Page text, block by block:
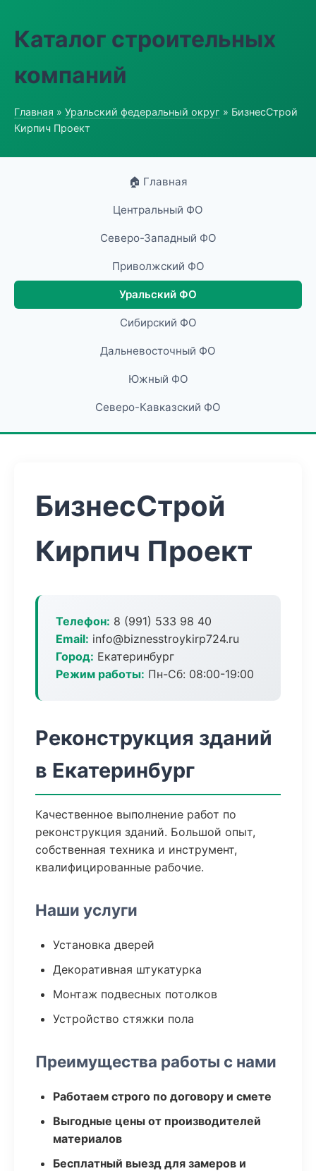
Каталог строительных
компаний
Главная » Уральский федеральный округ » БизнесСтрой
Кирпич Проект
🏠 Главная
Центральный ФО
Северо-Западный ФО
Приволжский ФО
Уральский ФО
Сибирский ФО
Дальневосточный ФО
Южный ФО
Северо-Кавказский ФО
БизнесСтрой
Кирпич Проект
Телефон: 8 (991) 533 98 40
Email: info@biznesstroykirp724.ru
Город: Екатеринбург
Режим работы: Пн-Сб: 08:00-19:00
Реконструкция зданий
в Екатеринбург
Качественное выполнение работ по
реконструкция зданий. Большой опыт,
собственная техника и инструмент,
квалифицированные рабочие.
Наши услуги
Установка дверей
Декоративная штукатурка
Монтаж подвесных потолков
Устройство стяжки пола
Преимущества работы с нами
Работаем строго по договору и смете
Выгодные цены от производителей
материалов
Бесплатный выезд для замеров и